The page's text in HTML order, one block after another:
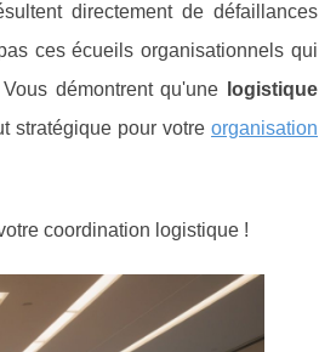
directement de défaillances
ces écueils organisationnels qui
démontrent qu'une
logistique
stratégique pour votreorganisation
coordination logistique !